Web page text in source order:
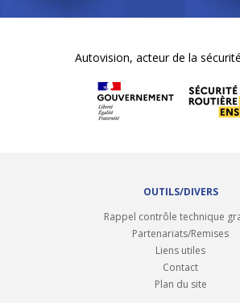
Autovision, acteur de la
OUTILS/DIVERS
Rappel contrôle technique
Partenariats/Remises
Liens utiles
Contact
Plan du site